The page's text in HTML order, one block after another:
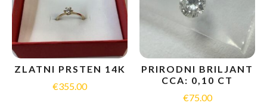
ZLATNI PRSTEN 14K
€355.00
PRIRODNI BRILJANT
CCA: 0,10 CT
€75.00